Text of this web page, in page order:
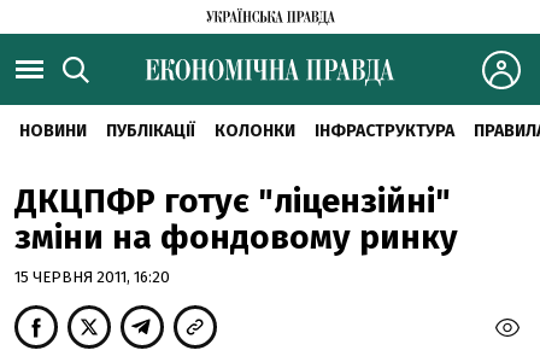
НОВИНИ ПУБЛІКАЦІЇ КОЛОНКИ ІНФРАСТРУКТУРА
ДКЦПФР готує "ліцензійні"
зміни на фондовому ринку
15 ЧЕРВНЯ 2011, 16:20